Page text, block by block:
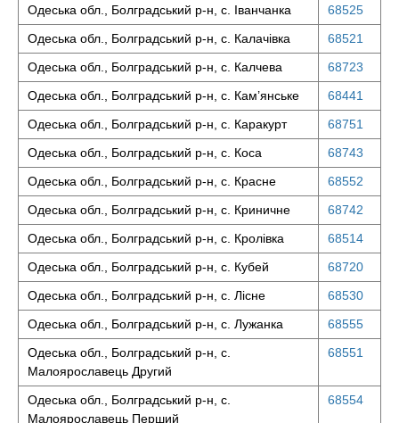
Одеська обл., Болградський р-н, с. Іванчанка
68525
Одеська обл., Болградський р-н, с. Калачівка
68521
Одеська обл., Болградський р-н, с. Калчева
68723
Одеська обл., Болградський р-н, с. Кам’янське
68441
Одеська обл., Болградський р-н, с. Каракурт
68751
Одеська обл., Болградський р-н, с. Коса
68743
Одеська обл., Болградський р-н, с. Красне
68552
Одеська обл., Болградський р-н, с. Криничне
68742
Одеська обл., Болградський р-н, с. Кролівка
68514
Одеська обл., Болградський р-н, с. Кубей
68720
Одеська обл., Болградський р-н, с. Лісне
68530
Одеська обл., Болградський р-н, с. Лужанка
68555
Одеська обл., Болградський р-н, с.
Малоярославець Другий
68551
Одеська обл., Болградський р-н, с.
Малоярославець Перший
68554